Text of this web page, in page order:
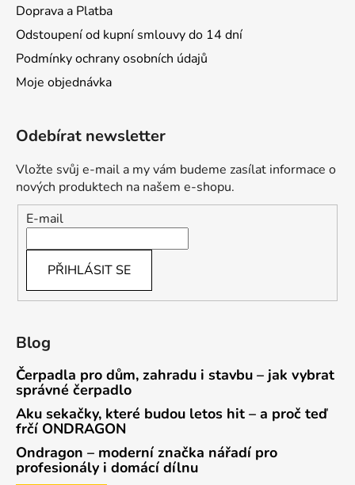
Doprava a Platba
Odstoupení od kupní smlouvy do 14 dní
Podmínky ochrany osobních údajů
Moje objednávka
Odebírat newsletter
Vložte svůj e-mail a my vám budeme zasílat informace o
nových produktech na našem e-shopu.
E-mail
PŘIHLÁSIT SE
Blog
Čerpadla pro dům, zahradu i stavbu – jak vybrat
správné čerpadlo
Aku sekačky, které budou letos hit – a proč teď
frčí ONDRAGON
Ondragon – moderní značka nářadí pro
profesionály i domácí dílnu